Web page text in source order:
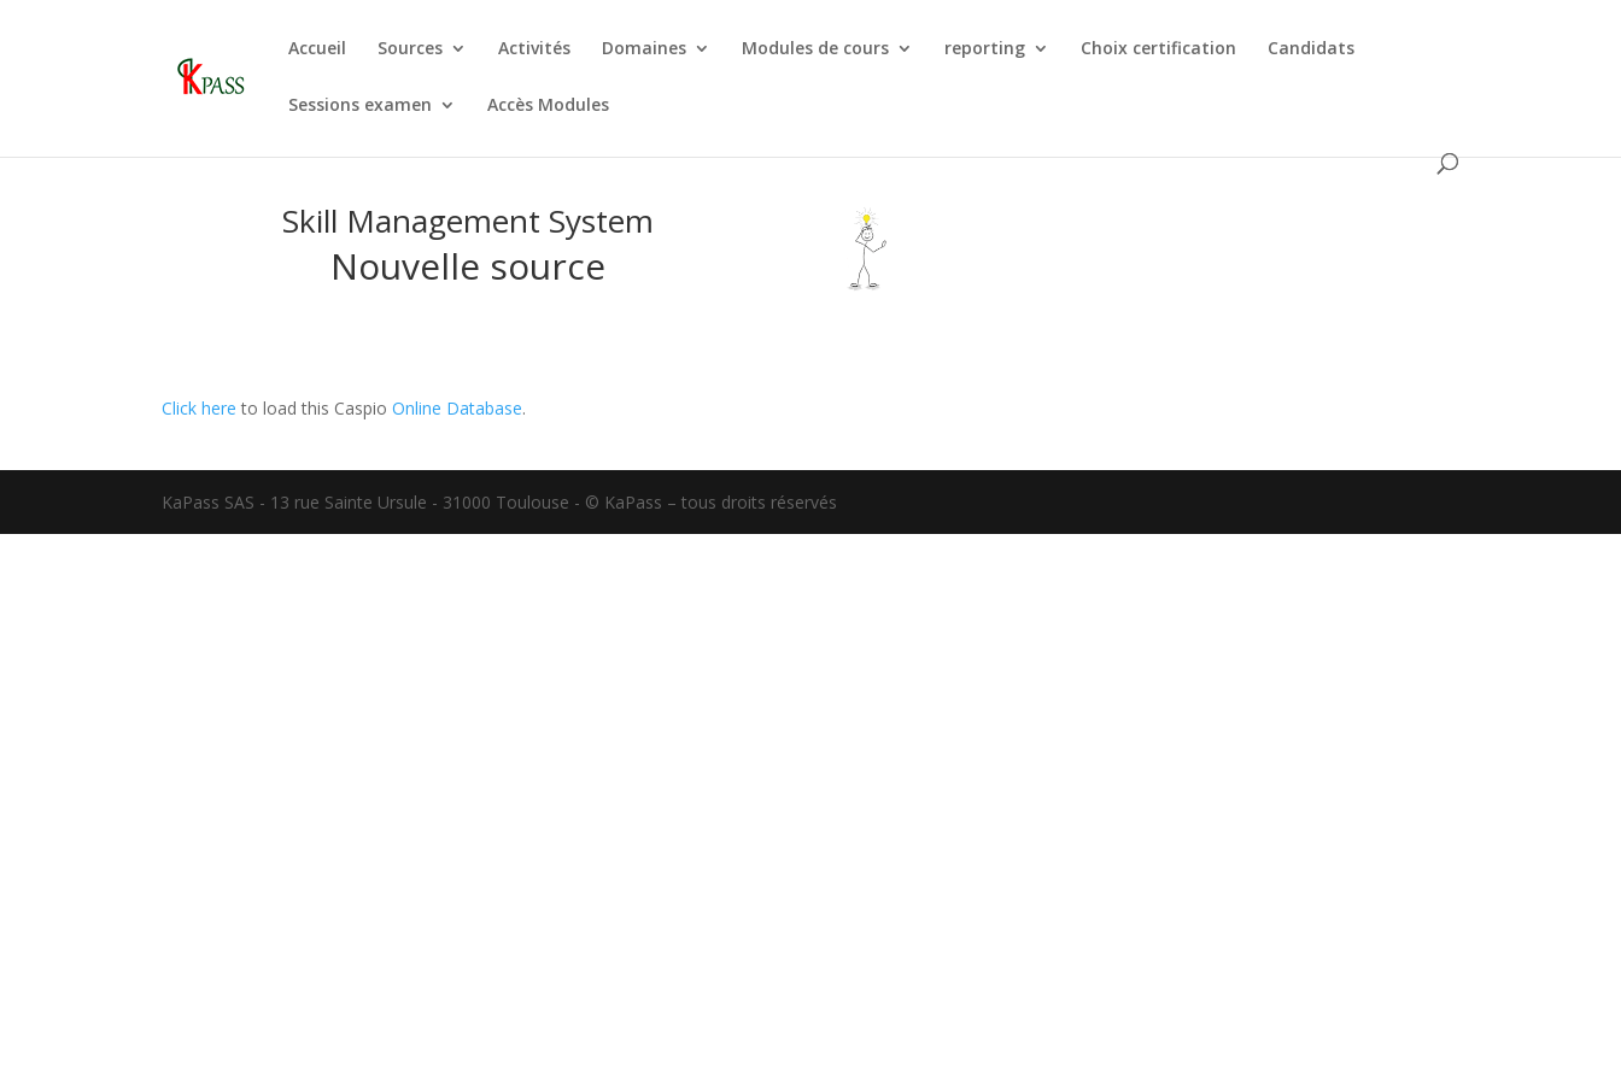
Accueil Sources Activités Domaines Modules de cours reporting Choix certification Candidats
Sessions examen Accès Modules
Skill Management System
Nouvelle source
Click here to load this CaspioOnline Database.
KaPass SAS - 13 rue Sainte Ursule - 31000 Toulouse - © KaPass – tous droits réservés